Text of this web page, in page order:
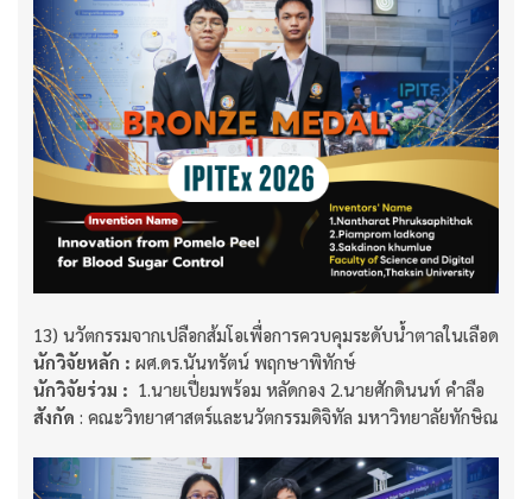
13) นวัตกรรมจากเปลือกส้มโอเพื่อการควบคุมระดับน้ำตาลในเลือด​​​​​​​
นักวิจัยหลัก : ผศ.ดร.นันทรัตน์ พฤกษาพิทักษ์​​​​​​​
นักวิจัยร่วม : ​​​​​​​ 1.นายเปี่ยมพร้อม หลัดกอง 2.นายศักดินนท์ คำลือ
สังกัด : คณะวิทยาศาสตร์และนวัตกรรมดิจิทัล มหาวิทยาลัยทักษิณ